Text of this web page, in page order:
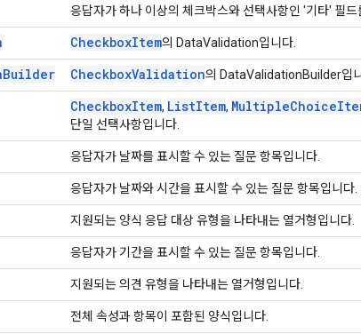
응답자가 하나 이상의 체크박스와 선택사항인 '기타' 필
CheckboxItem의 DataValidation입니다.
Builder CheckboxValidation의 DataValidationBuilder입
CheckboxItem, ListItem, MultipleChoice
단일 선택사항입니다.
응답자가 날짜를 표시할 수 있는 질문 항목입니다.
응답자가 날짜와 시간을 표시할 수 있는 질문 항목입니다.
지원되는 양식 응답 대상 유형을 나타내는 열거형입니다.
응답자가 기간을 표시할 수 있는 질문 항목입니다.
지원되는 의견 유형을 나타내는 열거형입니다.
전체 속성과 항목이 포함된 양식입니다.